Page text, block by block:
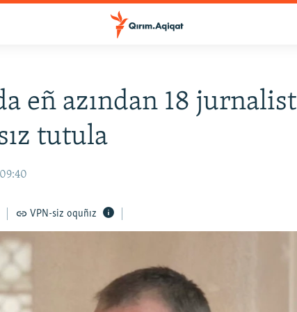
eñ azından 18 jurnalist
tutula
VPN-siz oquñız